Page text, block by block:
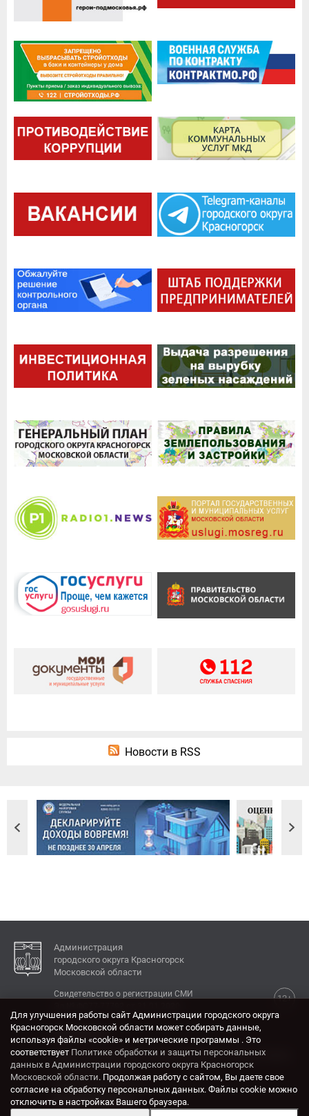
Новости в RSS
Администрация
городского округа Красногорск
Московской области
12+
Свидетельство о регистрации СМИ
КОНТАКТЫ
Адрес: 143404, Московская область, г. Красногорск,
ул. Ленина, дом 4.
Электронная почта:
krasrn@mosreg.ru
Для улучшения работы сайт Администрации городского округа
Красногорск Московской области может собирать данные,
используя файлы «cookie» и метрические программы . Это
соответствует Политике обработки и защиты персональных
данных в Администрации городского округа Красногорск
Московской области. Продолжая работу с сайтом, Вы даете свое
согласие на обработку персональных данных. Файлы cookie можно
отключить в настройках Вашего браузера.